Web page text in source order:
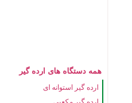
همه دستگاه های ارده گیر
ارده گیر استوانه ای